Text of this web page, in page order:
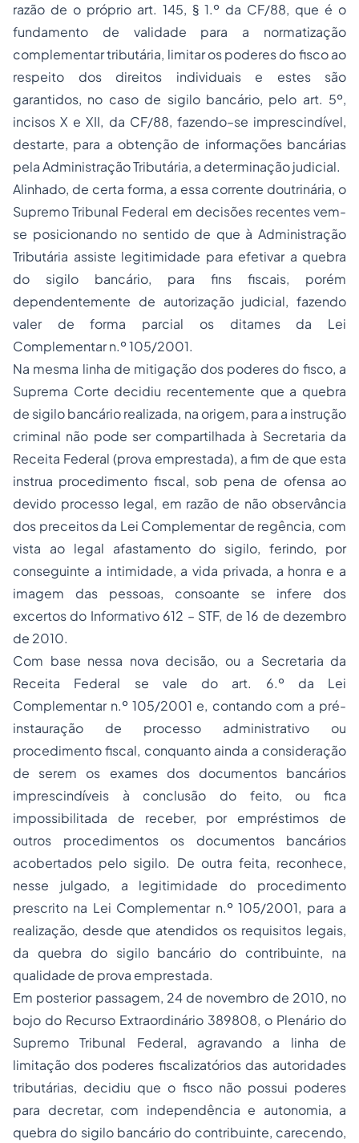
razão de o próprio art. 145, § 1.º da CF/88, que é o
fundamento de validade para a normatização
complementar tributária, limitar os poderes do fisco ao
respeito dos direitos individuais e estes são
garantidos, no caso de sigilo bancário, pelo art. 5º,
incisos X e XII, da CF/88, fazendo–se imprescindível,
destarte, para a obtenção de informações bancárias
pela Administração Tributária, a determinação judicial.
Alinhado, de certa forma, a essa corrente doutrinária, o
Supremo Tribunal Federal em decisões recentes vem-
se posicionando no sentido de que à Administração
Tributária assiste legitimidade para efetivar a quebra
do sigilo bancário, para fins fiscais, porém
dependentemente de autorização judicial, fazendo
valer de forma parcial os ditames da Lei
Complementar n.º 105/2001.
Na mesma linha de mitigação dos poderes do fisco, a
Suprema Corte decidiu recentemente que a quebra
de sigilo bancário realizada, na origem, para a instrução
criminal não pode ser compartilhada à Secretaria da
Receita Federal (prova emprestada), a fim de que esta
instrua procedimento fiscal, sob pena de ofensa ao
devido processo legal, em razão de não observância
dos preceitos da Lei Complementar de regência, com
vista ao legal afastamento do sigilo, ferindo, por
conseguinte a intimidade, a vida privada, a honra e a
imagem das pessoas, consoante se infere dos
excertos do Informativo 612 – STF, de 16 de dezembro
de 2010.
Com base nessa nova decisão, ou a Secretaria da
Receita Federal se vale do art. 6.º da Lei
Complementar n.º 105/2001 e, contando com a pré-
instauração de processo administrativo ou
procedimento fiscal, conquanto ainda a consideração
de serem os exames dos documentos bancários
imprescindíveis à conclusão do feito, ou fica
impossibilitada de receber, por empréstimos de
outros procedimentos os documentos bancários
acobertados pelo sigilo. De outra feita, reconhece,
nesse julgado, a legitimidade do procedimento
prescrito na Lei Complementar n.º 105/2001, para a
realização, desde que atendidos os requisitos legais,
da quebra do sigilo bancário do contribuinte, na
qualidade de prova emprestada.
Em posterior passagem, 24 de novembro de 2010, no
bojo do Recurso Extraordinário 389808, o Plenário do
Supremo Tribunal Federal, agravando a linha de
limitação dos poderes fiscalizatórios das autoridades
tributárias, decidiu que o fisco não possui poderes
para decretar, com independência e autonomia, a
quebra do sigilo bancário do contribuinte, carecendo,